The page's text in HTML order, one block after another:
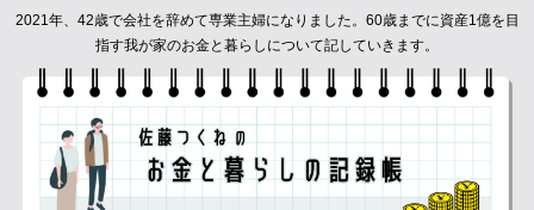
2021年、42歳で会社を辞めて専業主婦になりました。60歳までに資産1億を目
指す我が家のお金と暮らしについて記していきます。